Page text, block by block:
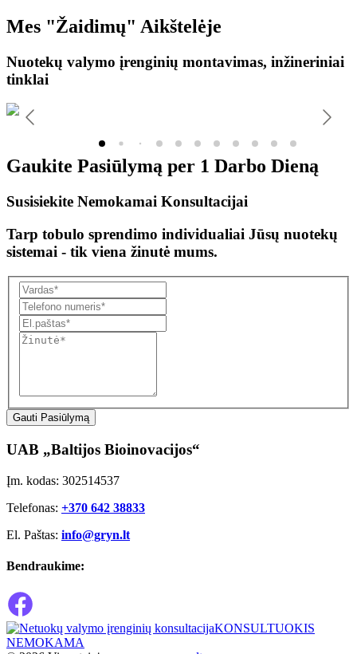
Mes "Žaidimų" Aikštelėje
Nuotekų valymo įrenginių montavimas, inžineriniai
tinklai
Gaukite Pasiūlymą per 1 Darbo Dieną
Susisiekite Nemokamai Konsultacijai
Tarp tobulo sprendimo individualiai Jūsų nuotekų
sistemai - tik viena žinutė mums.
Gauti Pasiūlymą
UAB „Baltijos Bioinovacijos“
Įm. kodas: 302514537
Telefonas: +370 642 38833
El. Paštas: info@gryn.lt
Bendraukime:
KONSULTUOKIS
NEMOKAMA